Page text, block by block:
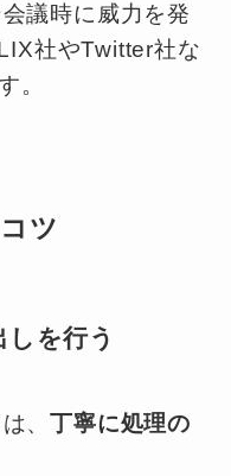
議時に威力を発
社やTwitter社な
。
ツ
しを行う
、丁寧に処理の